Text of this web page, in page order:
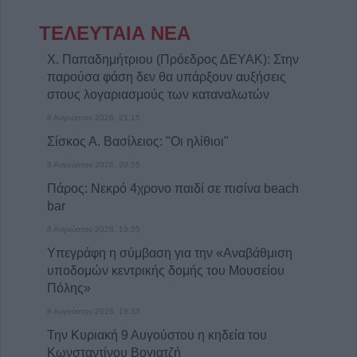
ΤΕΛΕΥΤΑΙΑ ΝΕΑ
Χ. Παπαδημήτριου (Πρόεδρος ΔΕΥΑΚ): Στην
παρούσα φάση δεν θα υπάρξουν αυξήσεις
στους λογαριασμούς των καταναλωτών
8 Αυγούστου 2026, 21:15
Σίσκος Α. Βασίλειος: "Οι ηλίθιοι"
8 Αυγούστου 2026, 20:55
Πάρος: Νεκρό 4χρονο παιδί σε πισίνα beach
bar
8 Αυγούστου 2026, 19:35
Υπεγράφη η σύμβαση για την «Αναβάθμιση
υποδομών κεντρικής δομής του Μουσείου
Πόλης»
8 Αυγούστου 2026, 19:33
Την Κυριακή 9 Αυγούστου η κηδεία του
Κωνσταντίνου Βογιατζή